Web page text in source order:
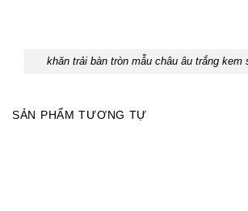
khăn trải bàn tròn mẫu châu âu trắng kem
SẢN PHẨM TƯƠNG TỰ